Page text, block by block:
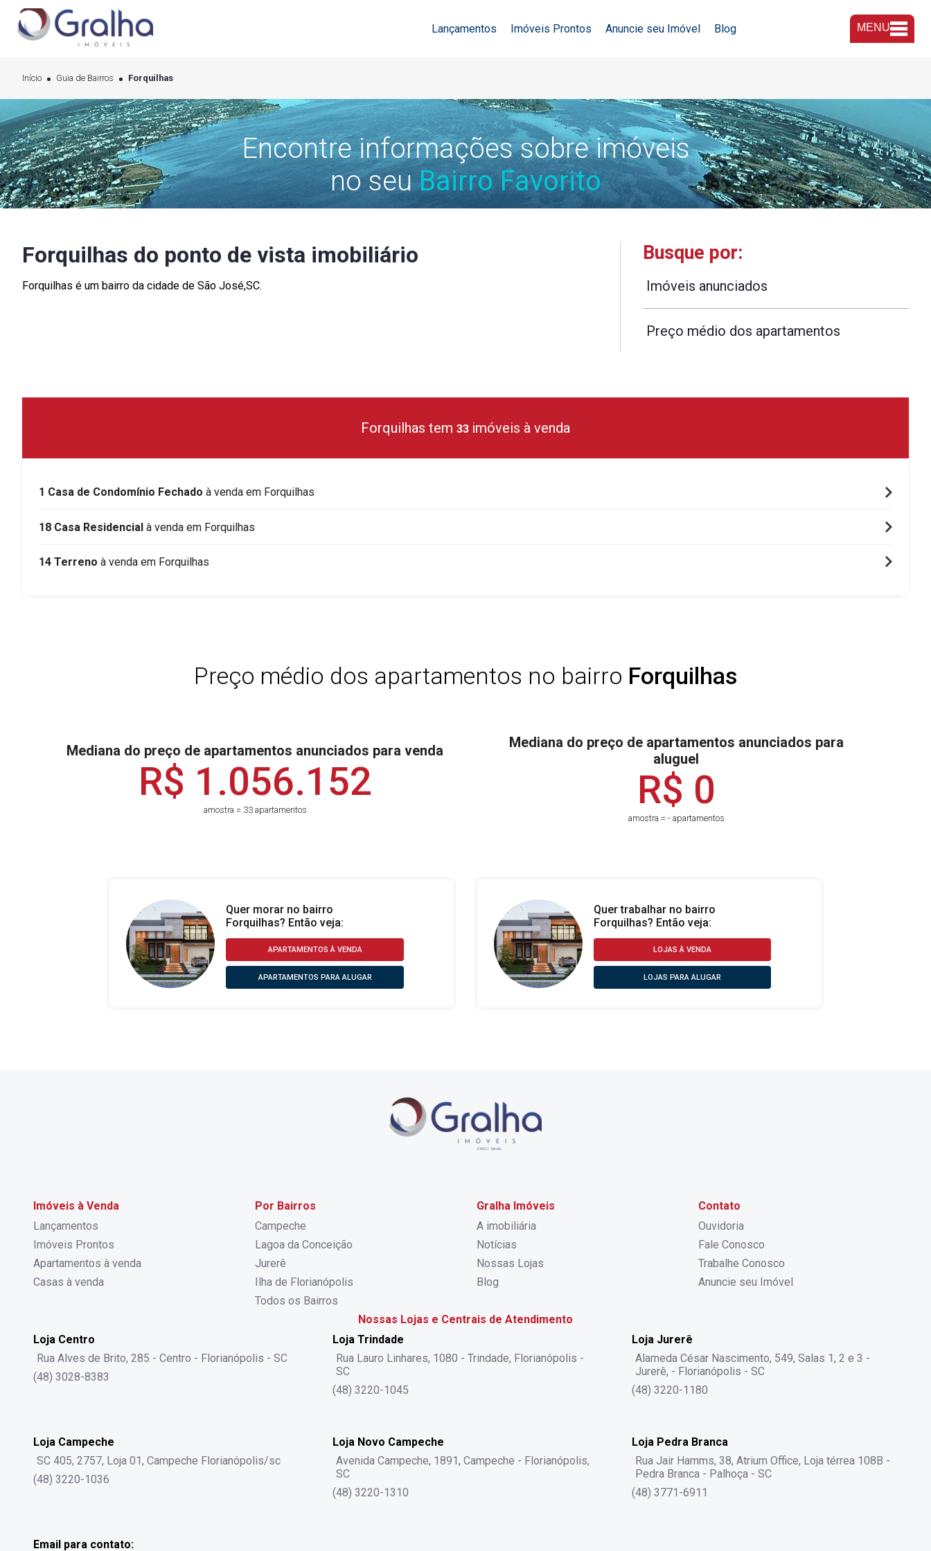
Lançamentos Imóveis Prontos Anuncie seu Imóvel Blog MENU
Nossas Lojas
Trabalhe Conosco
Início Guia de Bairros Forquilhas
Encontre informações sobre imóveis
no seuBairro Favorito
Forquilhas do ponto de vista imobiliário
Forquilhas é um bairro da cidade de São José,SC.
Busque por:
Imóveis anunciados
Preço médio dos apartamentos
Forquilhas tem 33 imóveis à venda
1 Casa de Condomínio Fechado à venda em Forquilhas
18 Casa Residencial à venda em Forquilhas
14 Terreno à venda em Forquilhas
Preço médio dos apartamentos no bairro Forquilhas
Mediana do preço de apartamentos anunciados para venda
R$ 1.056.152
amostra = 33 apartamentos
Mediana do preço de apartamentos anunciados para
aluguel
R$ 0
amostra = - apartamentos
Quer morar no bairro
Forquilhas? Então veja:
APARTAMENTOS À VENDA
APARTAMENTOS PARA ALUGAR
Quer trabalhar no bairro
Forquilhas? Então veja:
LOJAS À VENDA
LOJAS PARA ALUGAR
Imóveis à Venda
Lançamentos
Imóveis Prontos
Apartamentos à venda
Casas à venda
Por Bairros
Campeche
Lagoa da Conceição
Jurerê
Ilha de Florianópolis
Todos os Bairros
Gralha Imóveis
A imobiliária
Notícias
Nossas Lojas
Blog
Contato
Ouvidoria
Fale Conosco
Trabalhe Conosco
Anuncie seu Imóvel
Nossas Lojas e Centrais de Atendimento
Loja Centro
Rua Alves de Brito, 285 - Centro - Florianópolis - SC
(48) 3028-8383
Loja Trindade
Rua Lauro Linhares, 1080 - Trindade, Florianópolis -
SC
(48) 3220-1045
Loja Jurerê
Alameda César Nascimento, 549, Salas 1, 2 e 3 -
Jurerê, - Florianópolis - SC
(48) 3220-1180
Loja Campeche
SC 405, 2757, Loja 01, Campeche Florianópolis/sc
(48) 3220-1036
Loja Novo Campeche
Avenida Campeche, 1891, Campeche - Florianópolis,
SC
(48) 3220-1310
Loja Pedra Branca
Rua Jair Hamms, 38, Atrium Office, Loja térrea 108B -
Pedra Branca - Palhoça - SC
(48) 3771-6911
Email para contato: